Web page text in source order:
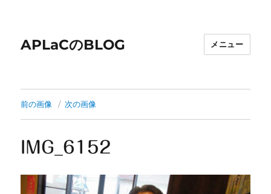
APLaCのBLOG メニュー
前の画像 次の画像
IMG_6152